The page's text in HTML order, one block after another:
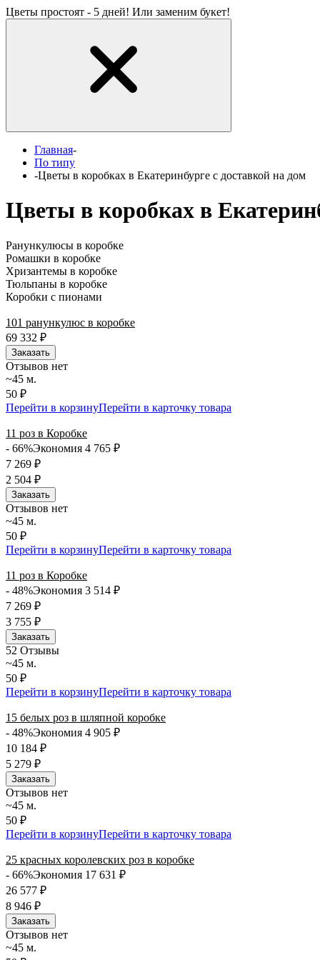
Цветы простоят - 5 дней! Или заменим букет!
Главная-
По типу
-Цветы в коробках в Екатеринбурге с доставкой на дом
Цветы в коробках в
Ранункулюсы в коробке
Ромашки в коробке
Хризантемы в коробке
Тюльпаны в коробке
Коробки с пионами
101 ранункулюс в коробке
69 332 ₽
Заказать
Отзывов нет
~45 м.
50 ₽
Перейти в корзинуПерейти в карточку товара
11 роз в Коробке
- 66%Экономия 4 765 ₽
7 269 ₽
2 504 ₽
Заказать
Отзывов нет
~45 м.
50 ₽
Перейти в корзинуПерейти в карточку товара
11 роз в Коробке
- 48%Экономия 3 514 ₽
7 269 ₽
3 755 ₽
Заказать
52 Отзывы
~45 м.
50 ₽
Перейти в корзинуПерейти в карточку товара
15 белых роз в шляпной коробке
- 48%Экономия 4 905 ₽
10 184 ₽
5 279 ₽
Заказать
Отзывов нет
~45 м.
50 ₽
Перейти в корзинуПерейти в карточку товара
25 красных королевских роз в коробке
- 66%Экономия 17 631 ₽
26 577 ₽
8 946 ₽
Заказать
Отзывов нет
~45 м.